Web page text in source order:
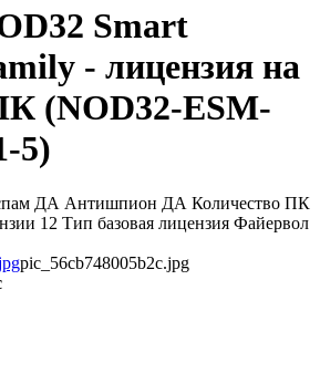
Smart
- лицензия на
(NOD32-ESM-
5)
ДА Антишпион ДА Количество ПК
12 Тип базовая лицензия Файервол
pic_56cb748005b2c.jpg